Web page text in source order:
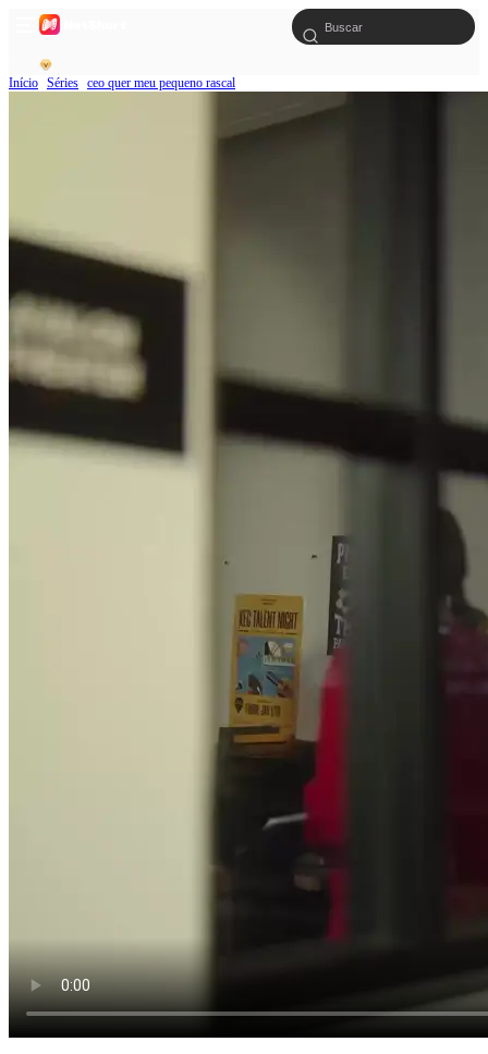
Início Séries ceo quer meu pequeno rascal
Click to unmute